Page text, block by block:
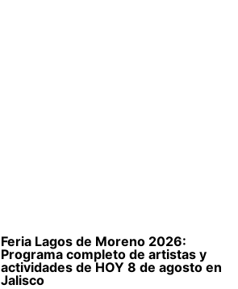
Feria Lagos de Moreno 2026:
Programa completo de artistas y
actividades de HOY 8 de agosto en
Jalisco